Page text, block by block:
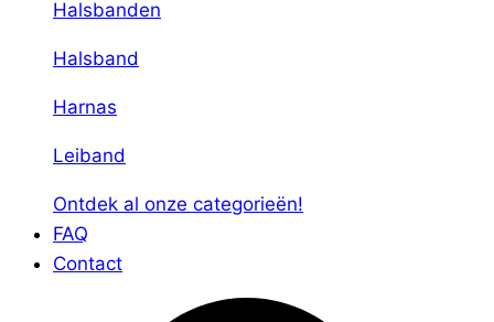
Halsbanden
Halsband
Harnas
Leiband
Ontdek al onze categorieën!
FAQ
Contact